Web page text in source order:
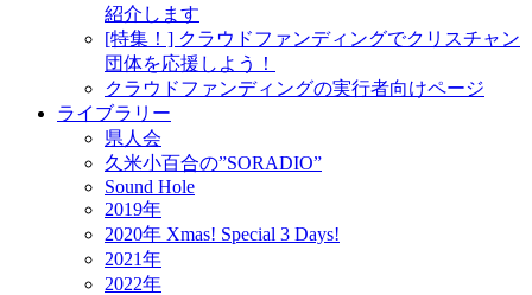
紹介します
[特集！] クラウドファンディングでクリスチャン
団体を応援しよう！
クラウドファンディングの実行者向けページ
ライブラリー
県人会
久米小百合の”SORADIO”
Sound Hole
2019年
2020年 Xmas! Special 3 Days!
2021年
2022年